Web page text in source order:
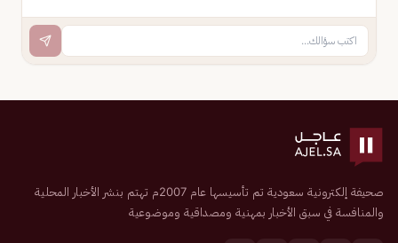
صحيفة إلكترونية سعودية تم تأسيسها عام 2007م تهتم بنشر الأخبار المحلية
والمنافسة في سبق الأخبار بمهنية ومصداقية وموضوعية